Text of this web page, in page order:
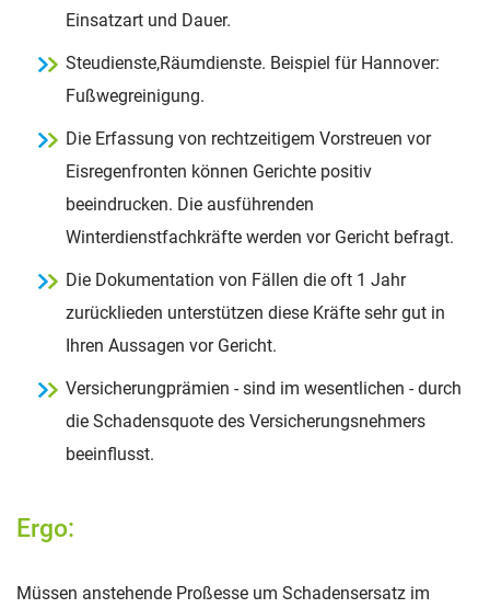
Einsatzart und Dauer.
Steudienste,Räumdienste. Beispiel für Hannover:
Fußwegreinigung.
Die Erfassung von rechtzeitigem Vorstreuen vor
Eisregenfronten können Gerichte positiv
beeindrucken. Die ausführenden
Winterdienstfachkräfte werden vor Gericht befragt.
Die Dokumentation von Fällen die oft 1 Jahr
zurücklieden unterstützen diese Kräfte sehr gut in
Ihren Aussagen vor Gericht.
Versicherungprämien - sind im wesentlichen - durch
die Schadensquote des Versicherungsnehmers
beeinflusst.
Ergo:
Müssen anstehende Proßesse um Schadensersatz im